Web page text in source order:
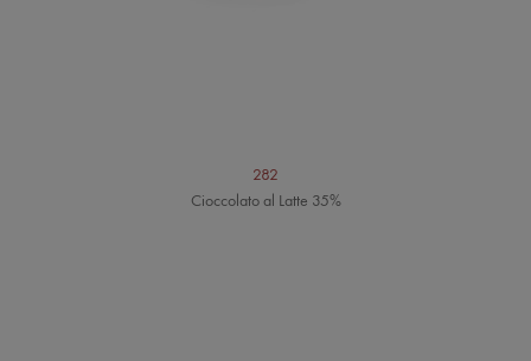
282
Cioccolato al Latte 35%